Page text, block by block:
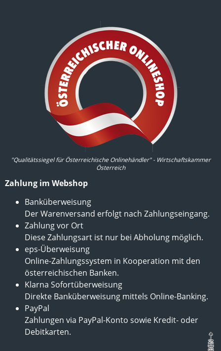
"Qualitätssiegel für Österreichische Onlinehändler" - Wirtschaftskammer
Österreich
Zahlung im Webshop
Banküberweisung
Der Warenversand erfolgt nach Zahlungseingang.
Zahlung vor Ort
Diese Zahlungsart ist nur bei Abholung möglich.
eps-Überweisung
Online-Zahlungssystem in Kooperation mit den
österreichischen Banken.
Klarna Sofortüberweisung
Direkte Banküberweisung mittels Online-Banking.
PayPal
Zahlungen via PayPal-Konto sowie Kredit- oder
Debitkarten.